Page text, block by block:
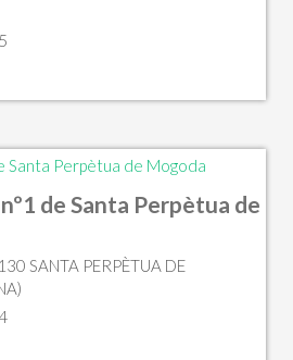
de Santa Perpètua de
SANTA PERPÈTUA DE